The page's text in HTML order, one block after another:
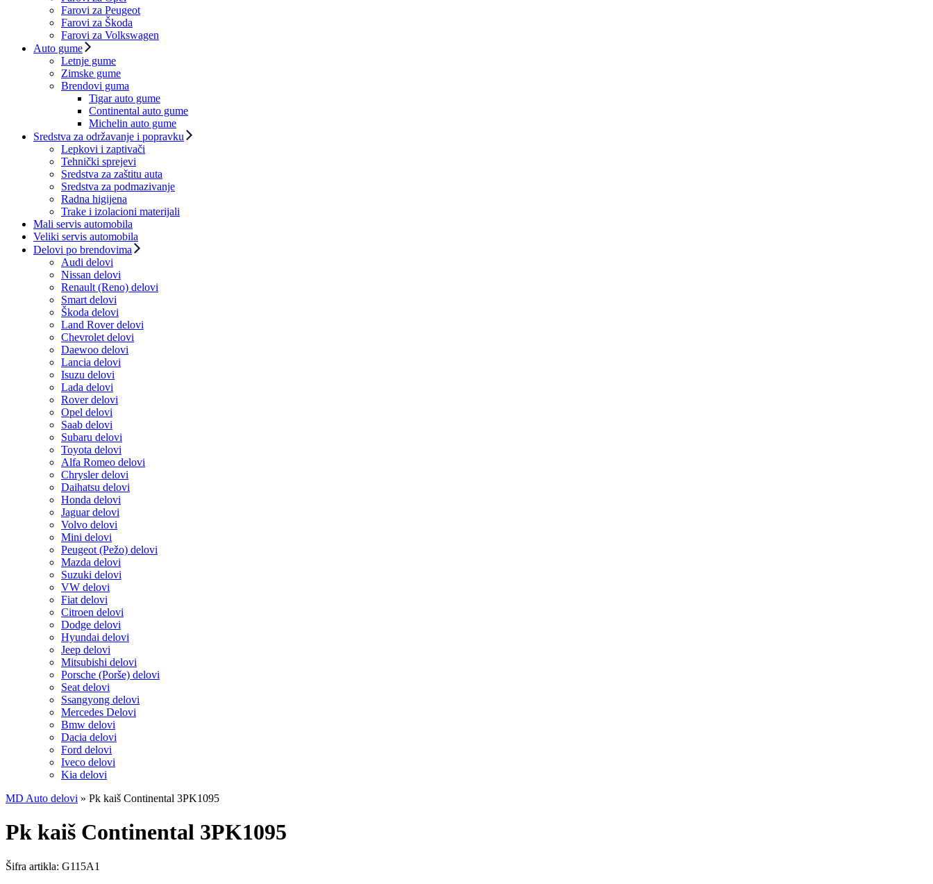
Farovi za Peugeot
Farovi za Škoda
Farovi za Volkswagen
Auto gume
Letnje gume
Zimske gume
Brendovi guma
Tigar auto gume
Continental auto gume
Michelin auto gume
Sredstva za održavanje i popravku
Lepkovi i zaptivači
Tehnički sprejevi
Sredstva za zaštitu auta
Sredstva za podmazivanje
Radna higijena
Trake i izolacioni materijali
Mali servis automobila
Veliki servis automobila
Delovi po brendovima
Audi delovi
Nissan delovi
Renault (Reno) delovi
Smart delovi
Škoda delovi
Land Rover delovi
Chevrolet delovi
Daewoo delovi
Lancia delovi
Isuzu delovi
Lada delovi
Rover delovi
Opel delovi
Saab delovi
Subaru delovi
Toyota delovi
Alfa Romeo delovi
Chrysler delovi
Daihatsu delovi
Honda delovi
Jaguar delovi
Volvo delovi
Mini delovi
Peugeot (Pežo) delovi
Mazda delovi
Suzuki delovi
VW delovi
Fiat delovi
Citroen delovi
Dodge delovi
Hyundai delovi
Jeep delovi
Mitsubishi delovi
Porsche (Porše) delovi
Seat delovi
Ssangyong delovi
Mercedes Delovi
Bmw delovi
Dacia delovi
Ford delovi
Iveco delovi
Kia delovi
MD Auto delovi » Pk kaiš Continental 3PK1095
Pk kaiš Continental 3PK1095
Šifra artikla: G115A1